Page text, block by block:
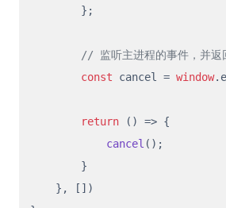
        };
// 监听主进程的事件，并返
const cancel = window.
return () => {
cancel ();
        }
    }, [])